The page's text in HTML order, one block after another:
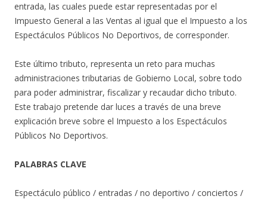
entrada, las cuales puede estar representadas por el
Impuesto General a las Ventas al igual que el Impuesto a los
Espectáculos Públicos No Deportivos, de corresponder.
Este último tributo, representa un reto para muchas
administraciones tributarias de Gobierno Local, sobre todo
para poder administrar, fiscalizar y recaudar dicho tributo.
Este trabajo pretende dar luces a través de una breve
explicación breve sobre el Impuesto a los Espectáculos
Públicos No Deportivos.
PALABRAS CLAVE
Espectáculo público / entradas / no deportivo / conciertos /